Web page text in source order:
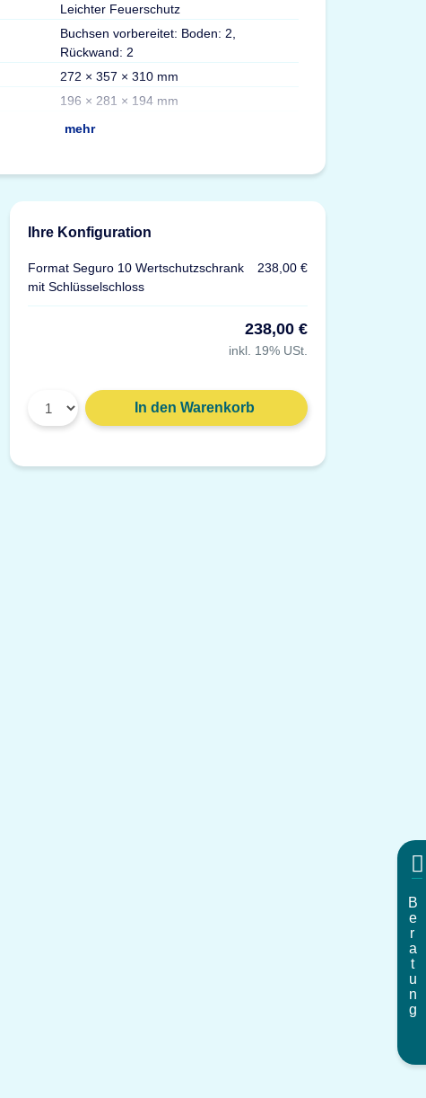
Leichter Feuerschutz
Buchsen vorbereitet: Boden: 2,
Rückwand: 2
272 × 357 × 310 mm
196 × 281 × 194 mm
mehr
Gewicht: 91 g
Material: Kunststoff, grau
Ihre Konfiguration
Format Seguro 10 Wertschutzschrank
mit Schlüsselschloss
238,00 €
238,00 €
inkl. 19% USt.
In den Warenkorb
Beratung